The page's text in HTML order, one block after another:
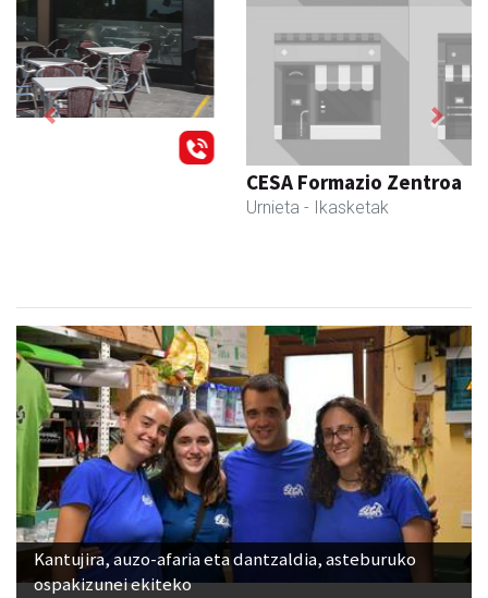
Previous Next
Kantujira, auzo-afaria eta dantzaldia, asteburuko
ospakizunei ekiteko